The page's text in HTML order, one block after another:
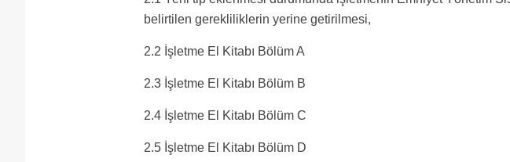
belirtilen gerekliliklerin yerine getirilmesi,
2.2 İşletme El Kitabı Bölüm A
2.3 İşletme El Kitabı Bölüm B
2.4 İşletme El Kitabı Bölüm C
2.5 İşletme El Kitabı Bölüm D